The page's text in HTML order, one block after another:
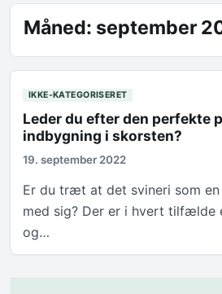
Måned: september
IKKE-KATEGORISERET
Leder du efter den perfekte
indbygning i skorsten?
19. september 2022
Er du træt at det svineri som
med sig? Der er i hvert tilfælde
og…